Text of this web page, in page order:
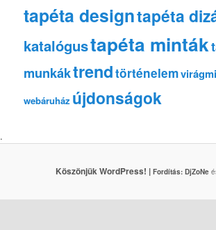
tapéta designtapéta
katalógustapéta minták
munkáktrendtörténelem
webáruház újdonságok
.
Köszönjük WordPress! | Fordítás: DjZoNe